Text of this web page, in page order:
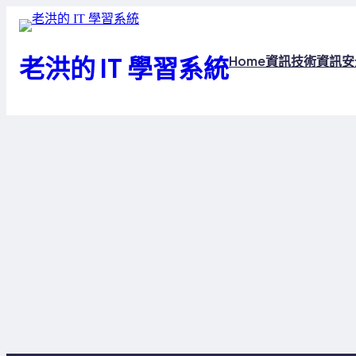
老洪的 IT 學習系統Home資訊技術資訊